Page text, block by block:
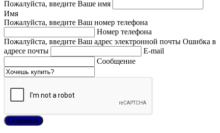
Пожалуйста, введите Ваше имя
Имя
Пожалуйста, введите Ваш номер телефона
Номер телефона
Пожалуйста, введите Ваш адрес электронной почты Ошибка в
адресе почты
E-mail
Сообщение